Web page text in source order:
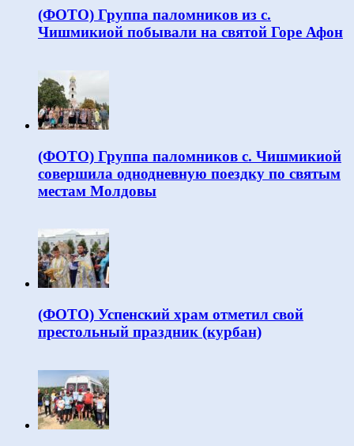
(ФОТО) Группа паломников из с.
Чишмикиой побывали на святой Горе Афон
(ФОТО) Группа паломников с. Чишмикиой
совершила однодневную поездку по святым
местам Молдовы
(ФОТО) Успенский храм отметил свой
престольный праздник (курбан)